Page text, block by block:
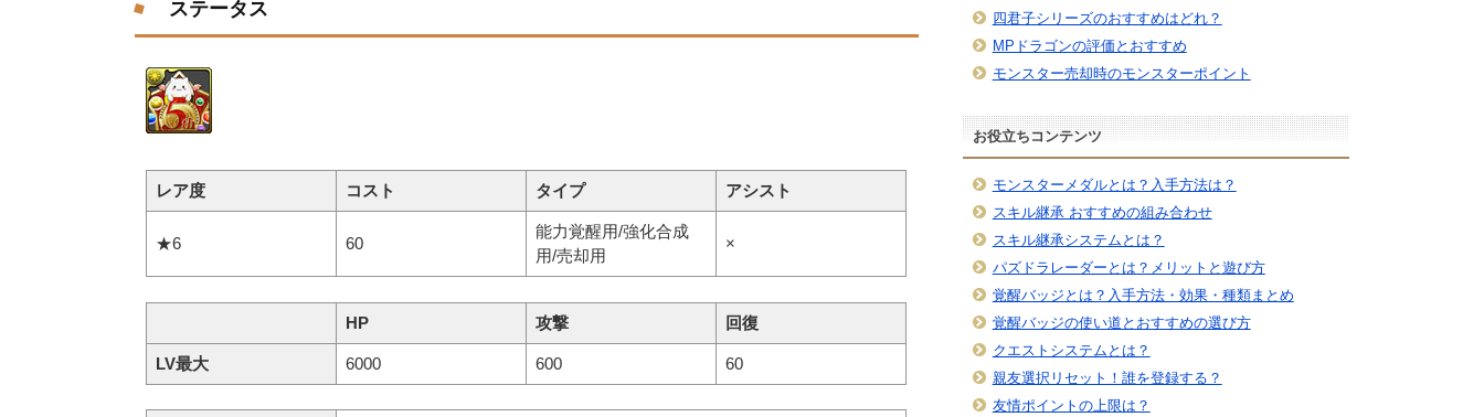
ステータス
レア度 コスト タイプ アシスト
★6 60
能力覚醒用/強化合成
用/売却用
×
HP 攻撃 回復
LV最大 6000 600 60
四君子シリーズのおすすめはどれ？
MPドラゴンの評価とおすすめ
モンスター売却時のモンスターポイント
お役立ちコンテンツ
モンスターメダルとは？入手方法は？
スキル継承 おすすめの組み合わせ
スキル継承システムとは？
パズドラレーダーとは？メリットと遊び方
覚醒バッジとは？入手方法・効果・種類まとめ
覚醒バッジの使い道とおすすめの選び方
クエストシステムとは？
親友選択リセット！誰を登録する？
友情ポイントの上限は？